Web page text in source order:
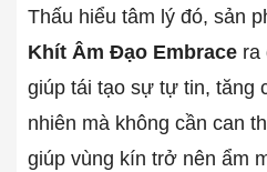
Thấu hiểu tâm lý đó, sản
Khít Âm Đạo Embrace ra
giúp tái tạo sự tự tin, tăng
nhiên mà không cần can
giúp vùng kín trở nên ẩm